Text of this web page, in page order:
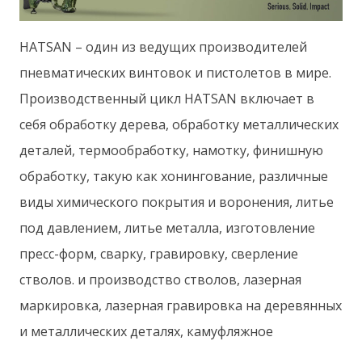
HATSAN – один из ведущих производителей
пневматических винтовок и пистолетов в мире.
Производственный цикл HATSAN включает в
себя обработку дерева, обработку металлических
деталей, термообработку, намотку, финишную
обработку, такую ​​как хонингование, различные
виды химического покрытия и воронения, литье
под давлением, литье металла, изготовление
пресс-форм, сварку, гравировку, сверление
стволов. и производство стволов, лазерная
маркировка, лазерная гравировка на деревянных
и металлических деталях, камуфляжное